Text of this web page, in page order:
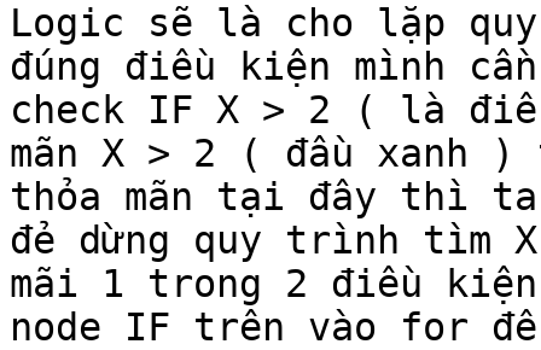
Logic sẽ là cho lặp
đúng điều kiện mình
check IF X > 2 ( là
mãn X > 2 ( đầu xanh
thỏa mãn tại đây thì ta
đẻ dừng quy trình tìm
mãi 1 trong 2 điều
node IF trên vào for